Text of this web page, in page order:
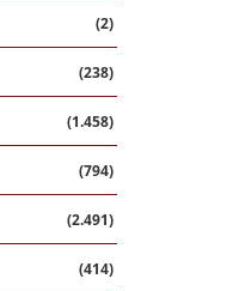
(2)
(238)
(1.458)
(794)
(2.491)
(414)